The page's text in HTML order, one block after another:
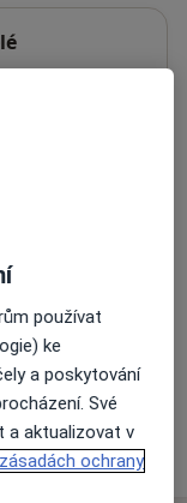
aktivní
na pojišťovnu
používat
ke
a poskytování
Své
a aktualizovat v
zásadách ochrany